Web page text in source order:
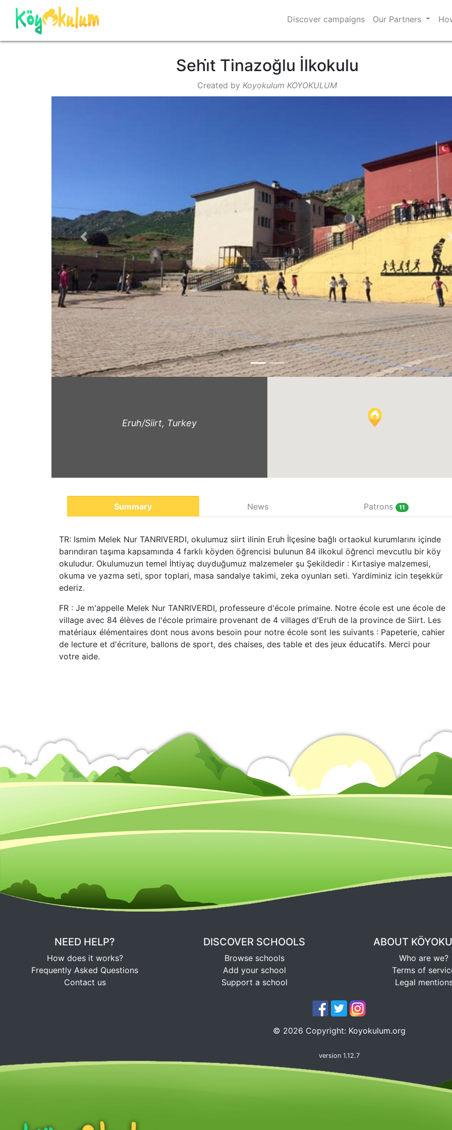
Discover campaigns Our Partners
Sehi̇t Tinazoğlu İlkokulu
Created by Koyokulum KOYOKULUM
Previous
Eruh/Siirt, Turkey
Summary News Patrons 11
TR: Ismim Melek Nur TANRIVERDI, okulumuz siirt ilinin Eruh İlçesine bağlı ortaokul kurumlarını içinde
barındıran taşıma kapsamında 4 farklı köyden öğrencisi bulunun 84 ilkokul öğrenci mevcutlu bir köy
okuludur. Okulumuzun temel İhtiyaç duyduğumuz malzemeler şu Şekildedir : Kırtasiye malzemesi,
okuma ve yazma seti, spor toplari, masa sandalye takimi, zeka oyunları seti. Yardiminiz icin teşekkür
ederiz.
FR : Je m'appelle Melek Nur TANRIVERDI, professeure d'école primaine. Notre école est une école de
village avec 84 élèves de l'école primaire provenant de 4 villages d'Eruh de la province de Siirt. Les
matériaux élémentaires dont nous avons besoin pour notre école sont les suivants : Papeterie, cahier
de lecture et d'écriture, ballons de sport, des chaises, des table et des jeux éducatifs. Merci pour
votre aide.
NEED HELP?
How does it works?
Frequently Asked Questions
Contact us
DISCOVER SCHOOLS
Browse schools
Add your school
Support a school
ABOUT
Who are we?
Terms of
Legal
© 2026 Copyright: Koyokulum.org
version 1.12.7